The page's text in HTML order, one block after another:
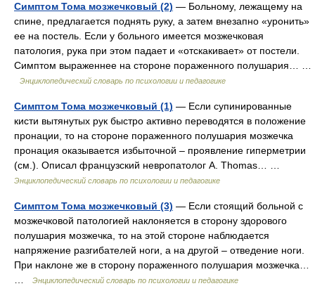
Симптом Тома мозжечковый (2) — Больному, лежащему на
спине, предлагается поднять руку, а затем внезапно «уронить»
ее на постель. Если у больного имеется мозжечковая
патология, рука при этом падает и «отскакивает» от постели.
Симптом выраженнее на стороне пораженного полушария… …
Энциклопедический словарь по психологии и педагогике
Симптом Тома мозжечковый (1) — Если супинированные
кисти вытянутых рук быстро активно переводятся в положение
пронации, то на стороне пораженного полушария мозжечка
пронация оказывается избыточной – проявление гиперметрии
(см.). Описал французский невропатолог А. Thomas… …
Энциклопедический словарь по психологии и педагогике
Симптом Тома мозжечковый (3) — Если стоящий больной с
мозжечковой патологией наклоняется в сторону здорового
полушария мозжечка, то на этой стороне наблюдается
напряжение разгибателей ноги, а на другой – отведение ноги.
При наклоне же в сторону пораженного полушария мозжечка…
Энциклопедический словарь по психологии и педагогике